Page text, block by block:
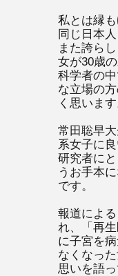
私とは縁も
同じ日本
また誇ら
女が30歳
科学者の
な立場の
く思います
常田聡早
系女子に
研究者に
うお手本
です。
報道によ
れ、「再
に子宮を
なくなっ
思いを語っ